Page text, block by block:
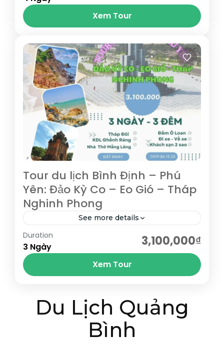
Nhơn, được mệnh danh là nơi đón Bình
Minh và Hoàng Hôn đẹp nhất Việt...
Bình Định,Phú Yên,Quy Nhơn
Xem Tour
Tour du lịch Bình Định – Phú
Yên: Đảo Kỳ Co – Eo Gió – Tháp
Nghinh Phong
See more details
Tháp Đôi - tháp Chăm cổ; Đảo Kỳ Co - Eo
Gió; Tịnh xá Ngọc Hòa; KDL Ghềnh Ráng -
Tiên Sa; Nhà thờ Mằng...
Duration
3 Ngày 3,100,000₫
Xem Tour
Du Lịch Quảng
Bình